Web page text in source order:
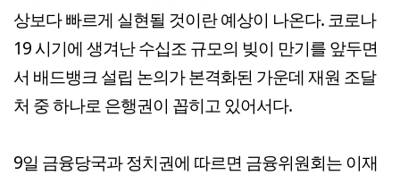
상보다 빠르게 실현될 것이란 예상이 나온다. 코로나
19 시기에 생겨난 수십조 규모의 빚이 만기를 앞두면
서 배드뱅크 설립 논의가 본격화된 가운데 재원 조달
처 중 하나로 은행권이 꼽히고 있어서다.
9일 금융당국과 정치권에 따르면 금융위원회는 이재